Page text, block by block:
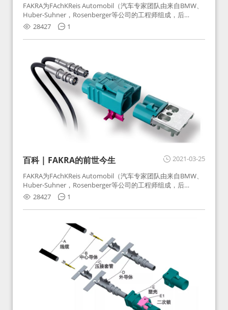
FAKRA为FAchKReis Automobil（汽车专家团队由来自BMW、
Huber-Suhner，Rosenberger等公司的工程师组成，后
Huber-Suhner相关连接器业务及技术在2010年并入
Rosenberger）缩写。起初为BMW需求用于车载收音机天线连
接，如今FAKRA已成为汽车行业通用标准的射频连接器，被业
28427 1
2021-03-25
百科 | FAKRA的前世今生
FAKRA为FAchKReis Automobil（汽车专家团队由来自BMW、
Huber-Suhner，Rosenberger等公司的工程师组成，后
Huber-Suhner相关连接器业务及技术在2010年并入
Rosenberger）缩写。起初为BMW需求用于车载收音机天线连
接，如今FAKRA已成为汽车行业通用标准的射频连接器，被业
28427 1